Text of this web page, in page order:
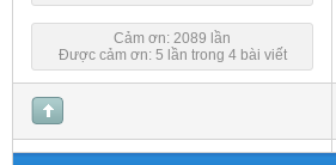
Cảm ơn: 2089 lần
Được cảm ơn: 5 lần trong 4 bài viết